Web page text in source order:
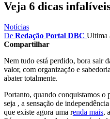
Veja 6 dicas
Notícias
De Redação Portal DBC Ultima
Compartilhar
Nem tudo está perdido, bora sair
valor, com organização e
abater totalmente.
Portanto, quando conquistamos o
seja , a sensação de
que existe agora uma renda mais,